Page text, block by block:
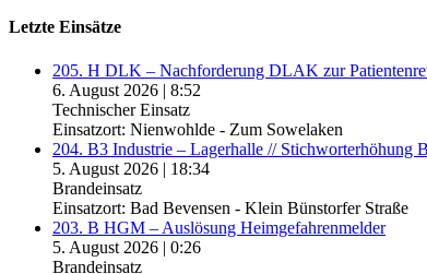
Letzte Einsätze
205. H DLK – Nachforderung DLAK zur
6. August 2026 | 8:52
Technischer Einsatz
Einsatzort: Nienwohlde - Zum Sowelaken
204. B3 Industrie – Lagerhalle // Stichworterhöhung
5. August 2026 | 18:34
Brandeinsatz
Einsatzort: Bad Bevensen - Klein Bünstorfer Straße
203. B HGM – Auslösung Heimgefahrenmelder
5. August 2026 | 0:26
Brandeinsatz